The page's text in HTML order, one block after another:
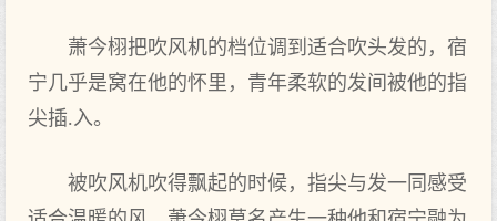
萧今栩把吹风机的档位调到适合吹头发的，宿
宁几‌乎是窝在他的怀里，青年柔软的发间被他的指
尖插.入。
被吹风机吹得飘起的时候，指尖与发一同感受